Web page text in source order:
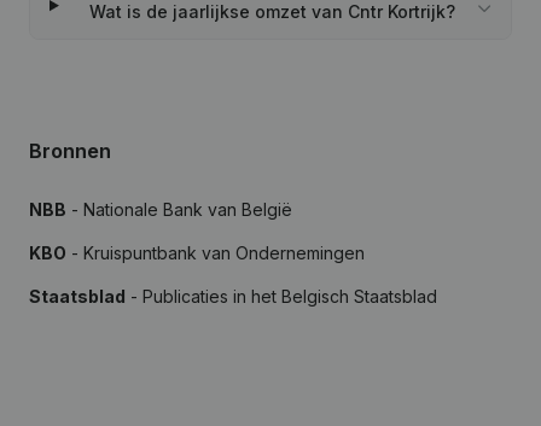
Wat is de jaarlijkse omzet van Cntr Kortrijk?
Bronnen
NBB - Nationale Bank van België
KBO - Kruispuntbank van Ondernemingen
Staatsblad - Publicaties in het Belgisch Staatsblad